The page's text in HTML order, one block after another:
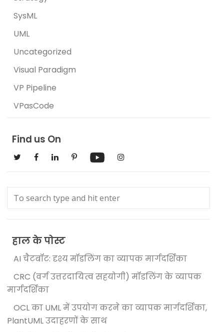
SysML
UML
Uncategorized
Visual Paradigm
VP Pipeline
VPasCode
Find us On
हाल के पोस्ट
AI चैटबॉट: दृश्य मॉडलिंग का व्यापक मार्गदर्शिका
CRC (वर्ग उत्तरदायित्व सहयोगी) मॉडलिंग के व्यापक
मार्गदर्शिका
OCL का UML में उपयोग करने का व्यापक मार्गदर्शिका,
PlantUML उदाहरणों के साथ